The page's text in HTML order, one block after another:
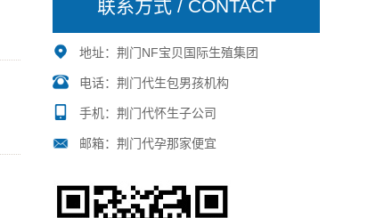
联系方式 / CONTACT
地址：荆门NF宝贝国际生殖集团
电话：荆门代生包男孩机构
手机：荆门代怀生子公司
邮箱：荆门代孕那家便宜